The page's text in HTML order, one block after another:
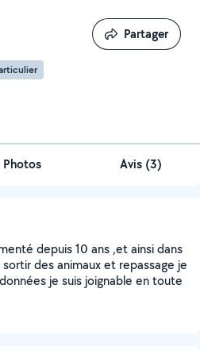
Partager
Partager
Photos Avis (3)
depuis 10 ans ,et ainsi dans
des animaux et repassage je
je suis joignable en toute